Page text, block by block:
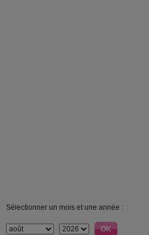
Sélectionner un mois et une année :